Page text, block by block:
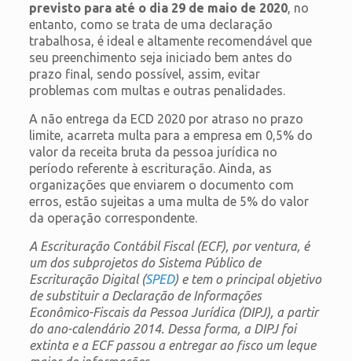
previsto para até o dia 29 de maio de 2020, no
entanto, como se trata de uma declaração
trabalhosa, é ideal e altamente recomendável que
seu preenchimento seja iniciado bem antes do
prazo final, sendo possível, assim, evitar
problemas com multas e outras penalidades.
A não entrega da ECD 2020 por atraso no prazo
limite, acarreta multa para a empresa em 0,5% do
valor da receita bruta da pessoa jurídica no
período referente à escrituração. Ainda, as
organizações que enviarem o documento com
erros, estão sujeitas a uma multa de 5% do valor
da operação correspondente.
A Escrituração Contábil Fiscal (ECF), por ventura, é
um dos subprojetos do Sistema Público de
Escrituração Digital (SPED) e tem o principal objetivo
de substituir a Declaração de Informações
Econômico-Fiscais da Pessoa Jurídica (DIPJ), a partir
do ano-calendário 2014. Dessa forma, a DIPJ foi
extinta e a ECF passou a entregar ao fisco um leque